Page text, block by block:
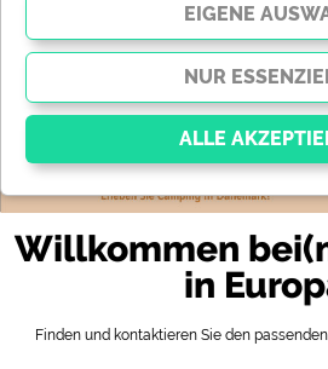
Willkommen
in
Finden und kontaktieren Sie den
Charakteristik Sterne
Sanitäre Ausstattung
Freizeitmöglichkeiten
Essenziell
Essenzielle Cookies ermöglichen
Funktionen und sind für die einwandfreie
der Website dringend erforderlich. Ohne
funktionieren.